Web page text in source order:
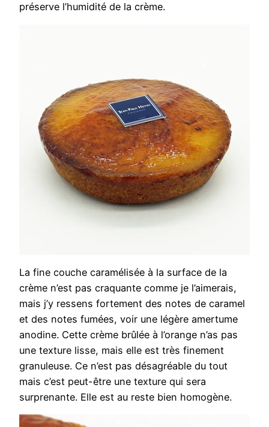
préserve l’humidité de la crème.
La fine couche caramélisée à la surface de la
crème n’est pas craquante comme je l’aimerais,
mais j’y ressens fortement des notes de caramel
et des notes fumées, voir une légère amertume
anodine. Cette crème brûlée à l’orange n’as pas
une texture lisse, mais elle est très finement
granuleuse. Ce n’est pas désagréable du tout
mais c’est peut-être une texture qui sera
surprenante. Elle est au reste bien homogène.